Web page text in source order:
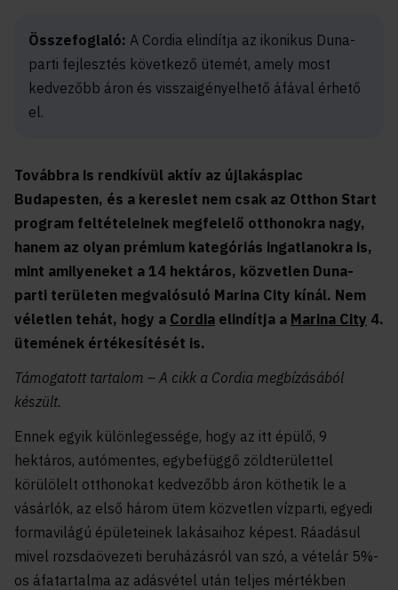
Összefoglaló: A Cordia elindítja az ikonikus Duna-
parti fejlesztés következő ütemét, amely most
kedvezőbb áron és visszaigényelhető áfával érhető
el.
Továbbra is rendkívül aktív az újlakáspiac
Budapesten, és a kereslet nem csak az Otthon Start
program feltételeinek megfelelő otthonokra nagy,
hanem az olyan prémium kategóriás ingatlanokra is,
mint amilyeneket a 14 hektáros, közvetlen Duna-
parti területen megvalósuló Marina City kínál. Nem
véletlen tehát, hogy a Cordia elindítja a Marina City 4.
ütemének értékesítését is.
Támogatott tartalom – A cikk a Cordia megbízásából
készült.
Ennek egyik különlegessége, hogy az itt épülő, 9
hektáros, autómentes, egybefüggő zöldterülettel
körülölelt otthonokat kedvezőbb áron köthetik le a
vásárlók, az első három ütem közvetlen vízparti, egyedi
formavilágú épületeinek lakásaihoz képest. Ráadásul
mivel rozsdaövezeti beruházásról van szó, a vételár 5%-
os áfatartalma az adásvétel után teljes mértékben